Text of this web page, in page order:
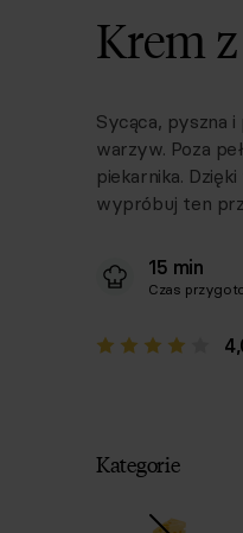
Krem
Sycąca, pyszna
warzyw. Poza
piekarnika.
wypróbuj ten
15 min
Czas
Kategorie